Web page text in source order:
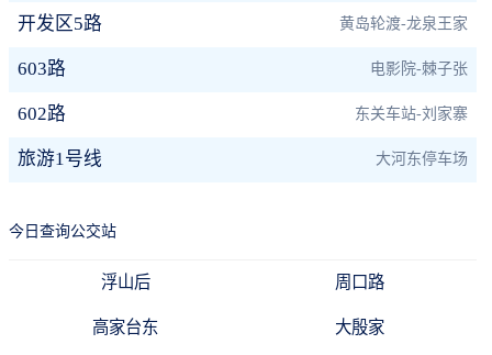
开发区5路 黄岛轮渡-龙泉王家
603路 电影院-棘子张
602路 东关车站-刘家寨
旅游1号线 大河东停车场
今日查询公交站
浮山后 周口路
高家台东 大殷家